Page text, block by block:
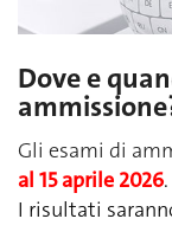
Dove e
Gli esami di
al 15 aprile 2026.
I risultati